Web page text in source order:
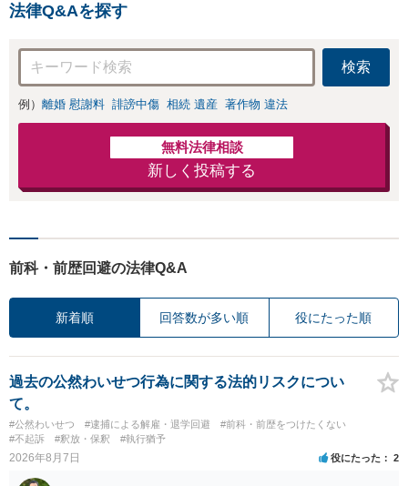
法律Q&Aを探す
検索
例） 離婚 慰謝料 誹謗中傷 相続 遺産 著作物 違法
無料法律相談
新しく投稿する
前科・前歴回避の法律Q&A
新着順 回答数が多い順 役にたった順
過去の公然わいせつ行為に関する法的リスクについ
て。
#公然わいせつ #逮捕による解雇・退学回避
#前科・前歴をつけたくない
#不起訴
#釈放・保釈 #執行猶予
2026年8月7日 役にたった 2